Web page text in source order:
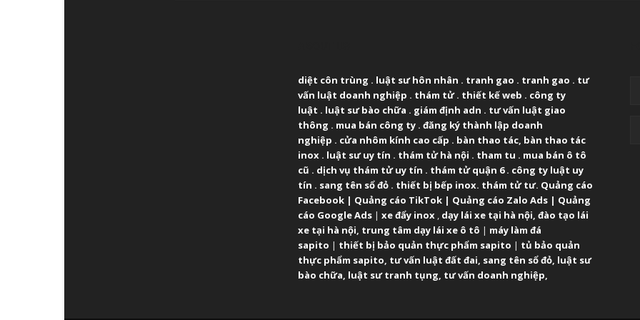
diệt côn trùng . luật sư hôn nhân . tranh gao . tranh gao . tư
vấn luật doanh nghiệp . thám tử. thiết kế web . công ty
luật . luật sư bào chữa . giám định adn . tư vấn luật giao
thông . mua bán công ty . đăng ký thành lập doanh
nghiệp . cửa nhôm kính cao cấp . bàn thao tác, bàn thao tác
inox . luật sư uy tín . thám tử hà nội . tham tu . mua bán ô tô
cũ . dịch vụ thám tử uy tín . thám tử quận 6. công ty luật uy
tín . sang tên sổ đỏ . thiết bị bếp inox. thám tử tư. Quảng cáo
Facebook | Quảng cáo TikTok | Quảng cáo Zalo Ads | Quảng
cáo Google Ads | xe đẩy inox , dạy lái xe tại hà nội, đào tạo lái
xe tại hà nội, trung tâm dạy lái xe ô tô | máy làm đá
sapito | thiết bị bảo quản thực phẩm sapito | tủ bảo quản
thực phẩm sapito, tư vấn luật đất đai, sang tên sổ đỏ, luật sư
bào chữa, luật sư tranh tụng, tư vấn doanh nghiệp,